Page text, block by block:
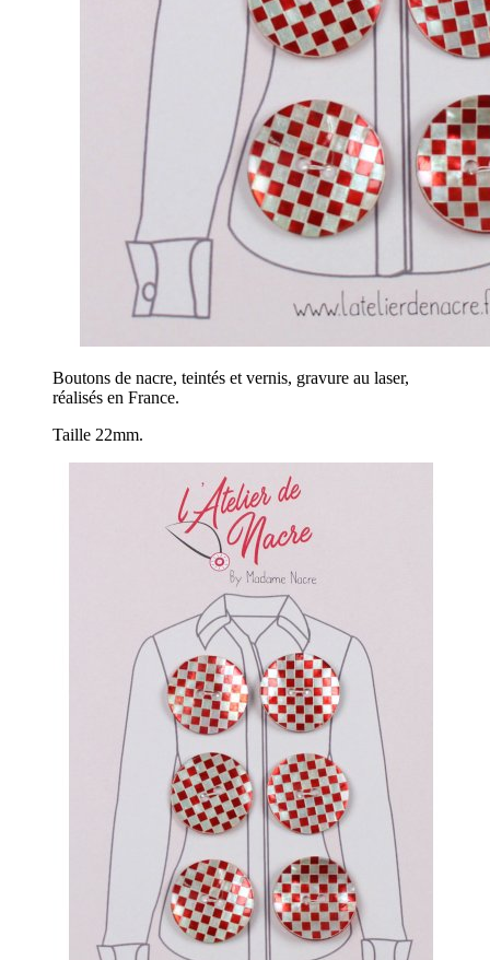
Boutons de nacre, teintés et vernis, gravure au laser,
réalisés en France.
Taille 22mm.